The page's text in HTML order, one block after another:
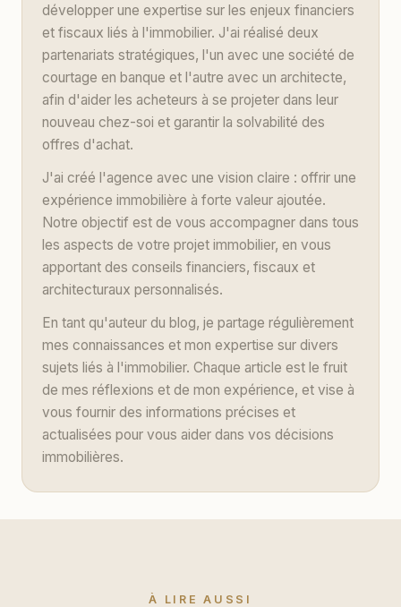
développer une expertise sur les enjeux financiers
et fiscaux liés à l'immobilier. J'ai réalisé deux
partenariats stratégiques, l'un avec une société de
courtage en banque et l'autre avec un architecte,
afin d'aider les acheteurs à se projeter dans leur
nouveau chez-soi et garantir la solvabilité des
offres d'achat.
J'ai créé l'agence avec une vision claire : offrir une
expérience immobilière à forte valeur ajoutée.
Notre objectif est de vous accompagner dans tous
les aspects de votre projet immobilier, en vous
apportant des conseils financiers, fiscaux et
architecturaux personnalisés.
En tant qu'auteur du blog, je partage régulièrement
mes connaissances et mon expertise sur divers
sujets liés à l'immobilier. Chaque article est le fruit
de mes réflexions et de mon expérience, et vise à
vous fournir des informations précises et
actualisées pour vous aider dans vos décisions
immobilières.
À LIRE AUSSI